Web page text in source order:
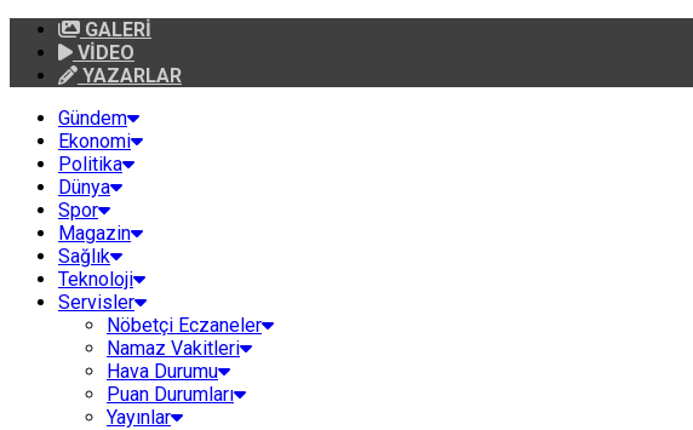
GALERİ
VİDEO
YAZARLAR
Gündem
Ekonomi
Politika
Dünya
Spor
Magazin
Sağlık
Teknoloji
Servisler
Nöbetçi Eczaneler
Namaz Vakitleri
Hava Durumu
Puan Durumları
Yayınlar